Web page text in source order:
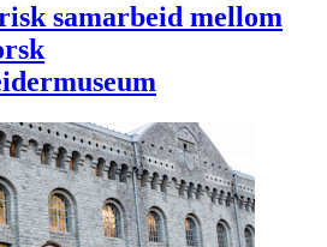
samarbeid mellom